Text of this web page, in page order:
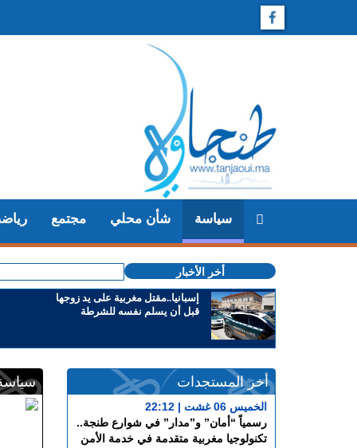
مجتمع شأن محلي سياسة
أخر الأخبار
إسبانيا..مقتل مغربية على يد زوجها
قبل أن يسلم نفسه للشرطة
أخر المستجدات
الخميس 06 غشت | 22:12
رسمياً “أمان” و”مدار” في شوارع طنجة..
تكنولوجيا مغربية متقدمة في خدمة الأمن